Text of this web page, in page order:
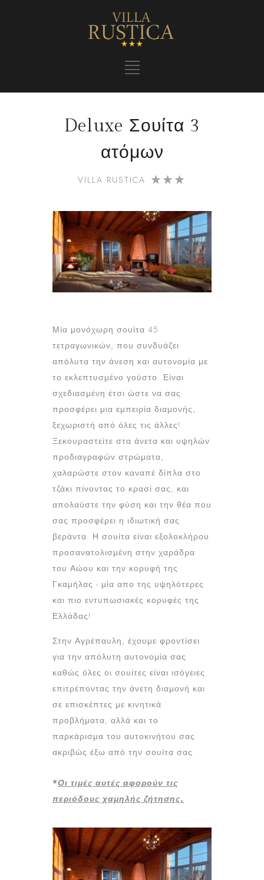
Deluxe Σουίτα 3
ατόμων
VILLA RUSTICA
Μία μονόχωρη σουίτα 45
τετραγωνικών, που συνδυάζει
απόλυτα την άνεση και αυτονομία με
το εκλεπτυσμένο γούστο. Είναι
σχεδιασμένη έτσι ώστε να σας
προσφέρει μια εμπειρία διαμονής,
ξεχωριστή από όλες τις άλλες!
Ξεκουραστείτε στα άνετα και υψηλών
προδιαγραφών στρώματα,
χαλαρώστε στον καναπέ δίπλα στο
τζάκι πίνοντας το κρασί σας, και
απολαύστε την φύση και την θέα που
σας προσφέρει η ιδιωτική σας
βεράντα. Η σουίτα είναι εξολοκλήρου
προσανατολισμένη στην χαράδρα
του Αώου και την κορυφή της
Γκαμήλας - μία απο της υψηλότερες
και πιο εντυπωσιακές κορυφές της
Ελλάδας!
Στην Αγρέπαυλη, έχουμε φροντίσει
για την απόλυτη αυτονομία σας
καθώς όλες οι σουίτες είναι ισόγειες
επιτρέποντας την άνετη διαμονή και
σε επισκέπτες με κινητικά
προβλήματα, αλλά και το
παρκάρισμα του αυτοκινήτου σας
ακριβώς έξω από την σουίτα σας.
*Οι τιμές αυτές αφορούν τις
περιόδους χαμηλής ζήτησης.